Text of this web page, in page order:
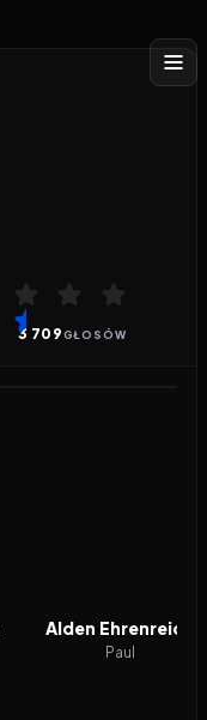
3 709GŁOSÓW
Alden Ehrenreich
Paul